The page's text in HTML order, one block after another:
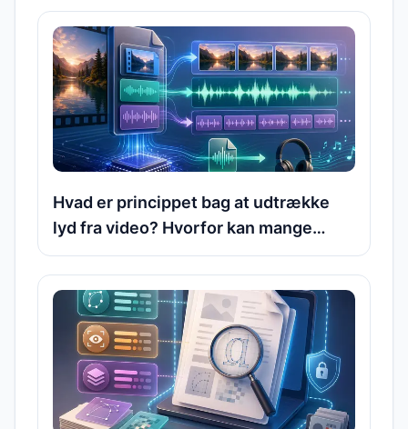
tjekke i en skrifttypefil?
Hvad er princippet bag at udtrække
lyd fra video? Hvorfor kan mange
MP4- og MOV-filer direkte eksportere
lydsporet?